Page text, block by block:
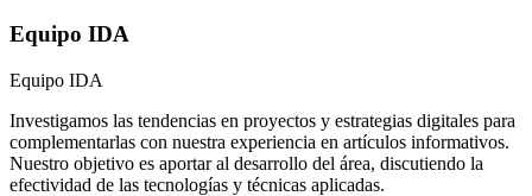
Equipo IDA
Equipo IDA
Investigamos las tendencias en proyectos y estrategias digitales para
complementarlas con nuestra experiencia en artículos informativos.
Nuestro objetivo es aportar al desarrollo del área, discutiendo la
efectividad de las tecnologías y técnicas aplicadas.